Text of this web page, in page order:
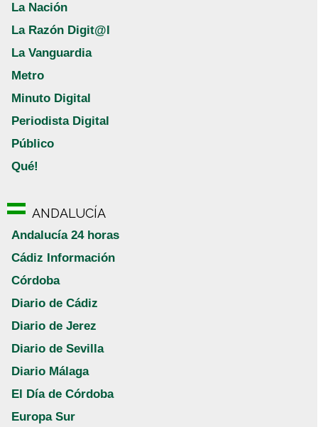
La Nación
La Razón Digit@l
La Vanguardia
Metro
Minuto Digital
Periodista Digital
Público
Qué!
ANDALUCÍA
Andalucía 24 horas
Cádiz Información
Córdoba
Diario de Cádiz
Diario de Jerez
Diario de Sevilla
Diario Málaga
El Día de Córdoba
Europa Sur